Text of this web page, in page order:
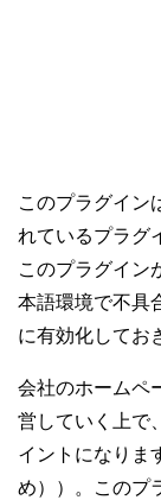
このプラグイン
れているプラグ
このプラグイン
本語環境で不具
に有効化してお
会社のホームペ
営していく上で
イントになりま
め））。このプ